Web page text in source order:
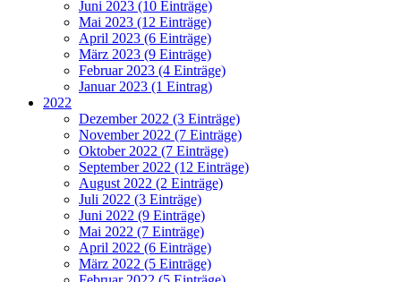
Juni 2023 (10 Einträge)
Mai 2023 (12 Einträge)
April 2023 (6 Einträge)
März 2023 (9 Einträge)
Februar 2023 (4 Einträge)
Januar 2023 (1 Eintrag)
2022
Dezember 2022 (3 Einträge)
November 2022 (7 Einträge)
Oktober 2022 (7 Einträge)
September 2022 (12 Einträge)
August 2022 (2 Einträge)
Juli 2022 (3 Einträge)
Juni 2022 (9 Einträge)
Mai 2022 (7 Einträge)
April 2022 (6 Einträge)
März 2022 (5 Einträge)